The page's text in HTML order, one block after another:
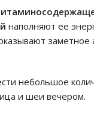
наполняют ее
заметное
небольшое
и шеи вечером.